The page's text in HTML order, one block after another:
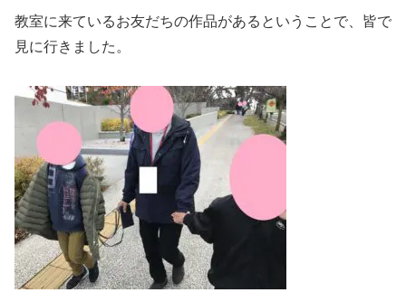
教室に来ているお友だちの作品があるということで、皆で
見に行きました。